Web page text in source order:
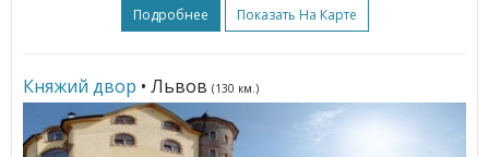
Подробнее Показать На Карте
Княжий двор • Львов (130 км.)